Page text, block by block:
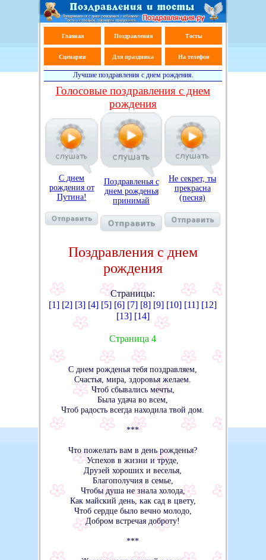
Главная Поздравления Тосты
Сценарии Для праздника На телефон
Лучшие поздравления с днем рождения.
Голосовые поздравления с днем
рождения
С днем
рождения от
Путина!
Поздравленья с
днем рожденья
принимай
Не секрет, ты
прекрасна
(песня)
Поздравления с днем
рождения
Страницы:
[1] [2] [3] [4] [5] [6] [7] [8] [9] [10] [11] [12]
[13] [14]
Страница 4
С днем рожденья тебя поздравляем,
Счастья, мира, здоровья желаем.
Чтоб сбывались мечты,
Была удача во всем,
Чтоб радость всегда находила твой дом.
***
Что пожелать вам в день рожденья?
Успехов в жизни и труде,
Друзей хороших и веселья,
Благополучия в семье,
Чтобы душа не знала холода,
Как майский день, как сад в цвету,
Чтоб сердце было вечно молодо,
Добром встречая доброту!
***